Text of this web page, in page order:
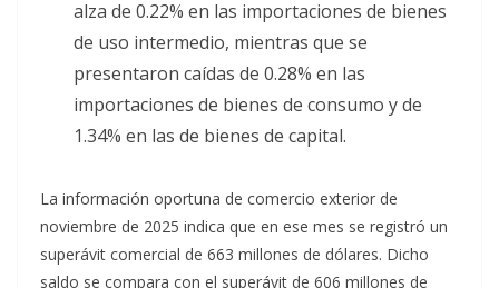
alza de 0.22% en las importaciones de bienes
de uso intermedio, mientras que se
presentaron caídas de 0.28% en las
importaciones de bienes de consumo y de
1.34% en las de bienes de capital.
La información oportuna de comercio exterior de
noviembre de 2025 indica que en ese mes se registró un
superávit comercial de 663 millones de dólares. Dicho
saldo se compara con el superávit de 606 millones de